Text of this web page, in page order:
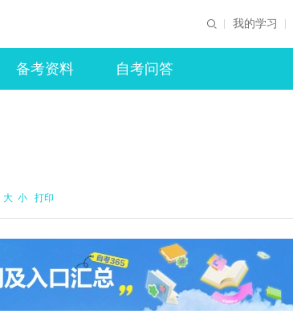
我的学习
备考资料 自考问答
大 小 打印